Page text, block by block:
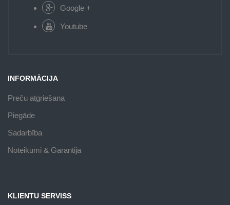
Google +
Youtube
INFORMĀCIJA
Preču atgriešana
Piegāde
Sadarbība
Noteikumi & Garantija
KLIENTU SERVISS